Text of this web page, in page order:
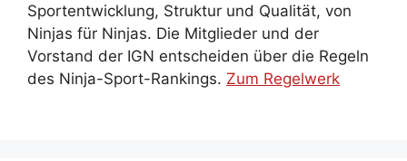
Sportentwicklung, Struktur und Qualität, von
Ninjas für Ninjas. Die Mitglieder und der
Vorstand der IGN entscheiden über die Regeln
des Ninja-Sport-Rankings. Zum Regelwerk